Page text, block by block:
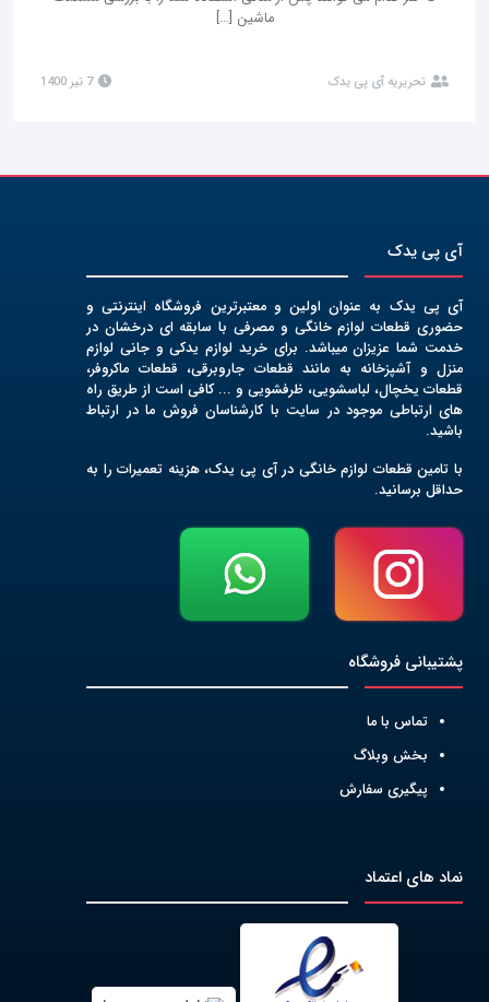
ماشین […]
تحریریه آی پی یدک 7 تیر 1400
آی پی یدک
آی پی یدک به عنوان اولین و معتبرترین فروشگاه اینترنتی و
حضوری قطعات لوازم خانگی و مصرفی با سابقه ای درخشان در
خدمت شما عزیزان میباشد. برای خرید لوازم یدکی و جانی لوازم
منزل و آشپزخانه به مانند قطعات جاروبرقی، قطعات ماکروفر،
قطعات یخچال، لباسشویی، ظرفشویی و ... کافی است از طریق راه
های ارتباطی موجود در سایت با کارشناسان فروش ما در ارتباط
باشید.
با تامین قطعات لوازم خانگی در آی پی یدک، هزینه تعمیرات را به
حداقل برسانید.
پشتیبانی فروشگاه
تماس با ما
بخش وبلاگ
پیگیری سفارش
نماد های اعتماد